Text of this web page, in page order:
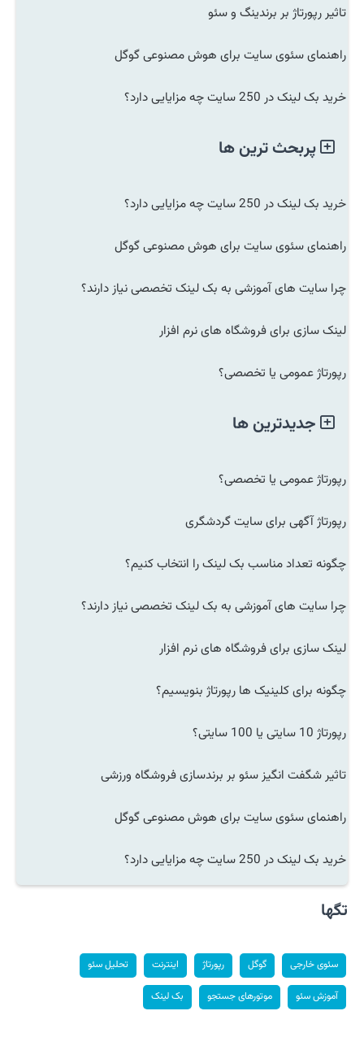
تاثیر رپورتاژ بر برندینگ و سئو
راهنمای سئوی سایت برای هوش مصنوعی گوگل
خرید بک لینک در 250 سایت چه مزایایی دارد؟
پربحث ترین ها
خرید بک لینک در 250 سایت چه مزایایی دارد؟
راهنمای سئوی سایت برای هوش مصنوعی گوگل
چرا سایت های آموزشی به بک لینک تخصصی نیاز دارند؟
لینک سازی برای فروشگاه های نرم افزار
رپورتاژ عمومی یا تخصصی؟
جدیدترین ها
رپورتاژ عمومی یا تخصصی؟
رپورتاژ آگهی برای سایت گردشگری
چگونه تعداد مناسب بک لینک را انتخاب کنیم؟
چرا سایت های آموزشی به بک لینک تخصصی نیاز دارند؟
لینک سازی برای فروشگاه های نرم افزار
چگونه برای کلینیک ها رپورتاژ بنویسیم؟
رپورتاژ 10 سایتی یا 100 سایتی؟
تاثیر شگفت انگیز سئو بر برندسازی فروشگاه ورزشی
راهنمای سئوی سایت برای هوش مصنوعی گوگل
خرید بک لینک در 250 سایت چه مزایایی دارد؟
تگها
سئوی خارجی گوگل رپورتاژ اینترنت تحلیل سئو
آموزش سئو موتورهای جستجو بک لینک